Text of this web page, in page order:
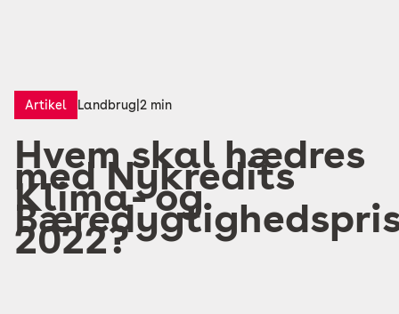
Artikel Landbrug 2 min
Hvem skal hædres
med Nykredits
Klima- og
2022?